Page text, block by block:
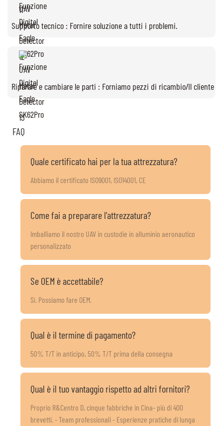
Supporto tecnico : Fornire soluzione a tutti i problemi.
Riparare e cambiare le parti : Forniamo pezzi di ricambio/Il cliente
FAQ
Quale certificato hai per la tua attrezzatura?
Abbiamo il certificato ISO9001, ISO14001, CE
Come fai a preparare l'attrezzatura?
Imballiamo il nostro UAV in custodie in alluminio aeronautico
personalizzato
Se OEM è accettabile?
Sì. Possiamo fare OEM.
Qual è il termine di pagamento?
50% T/T in anticipo, 50% T/T prima della consegna
Qual è il tuo vantaggio rispetto ad altri fornitori?
Proprio R&Centro D, cinque fabbriche in Cina- più di 400
brevetti. - Team professionali - Esperienze pratiche di lunga